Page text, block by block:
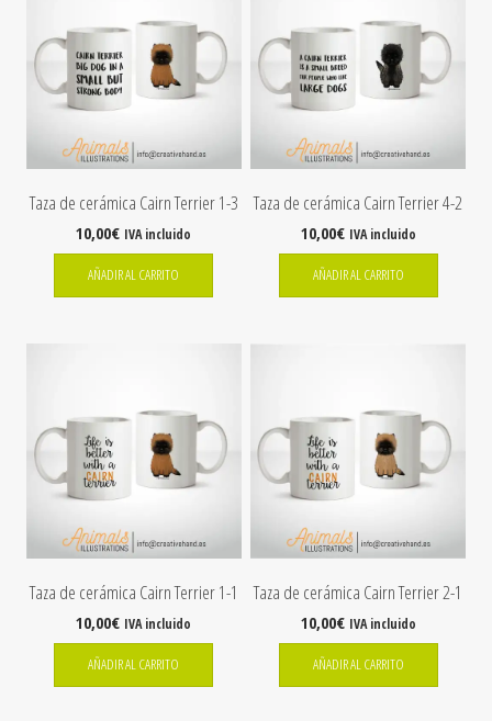
Taza de cerámica Cairn Terrier 1-3
10,00€ IVA incluido
AÑADIR AL CARRITO
Taza de cerámica Cairn Terrier 4-2
10,00€ IVA incluido
AÑADIR AL CARRITO
Taza de cerámica Cairn Terrier 1-1
10,00€ IVA incluido
AÑADIR AL CARRITO
Taza de cerámica Cairn Terrier 2-1
10,00€ IVA incluido
AÑADIR AL CARRITO